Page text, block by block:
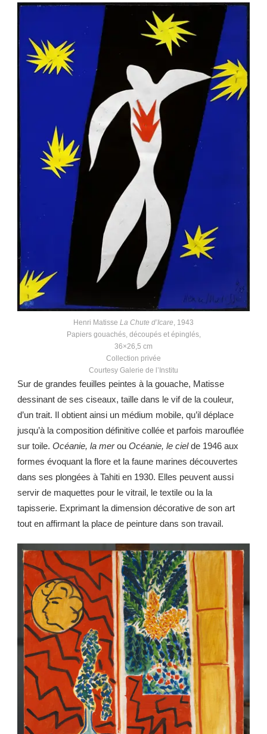
Henri Matisse La Chute d’Icare , 1943
Papiers gouachés, découpés et épinglés,
36×26,5 cm
Collection privée
Courtesy Galerie de l’Institu
Sur de grandes feuilles peintes à la gouache, Matisse
dessinant de ses ciseaux, taille dans le vif de la couleur,
d’un trait. Il obtient ainsi un médium mobile, qu’il déplace
jusqu’à la composition définitive collée et parfois marouflée
sur toile. Océanie, la merou Océanie, le cielde 1946 aux
formes évoquant la flore et la faune marines découvertes
dans ses plongées à Tahiti en 1930. Elles peuvent aussi
servir de maquettes pour le vitrail, le textile ou la la
tapisserie. Exprimant la dimension décorative de son art
tout en affirmant la place de peinture dans son travail.